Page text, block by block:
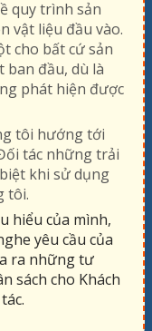
quy trình sản
vật liệu đầu vào.
cho bất cứ sản
ban đầu, dù là
phát hiện được
tôi hướng tới
tác những trải
khi sử dụng
tôi.
hiểu của mình,
yêu cầu của
ra những tư
sách cho Khách